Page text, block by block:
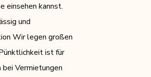
einsehen kannst.
und
Wir legen großen
ist für
Vermietungen